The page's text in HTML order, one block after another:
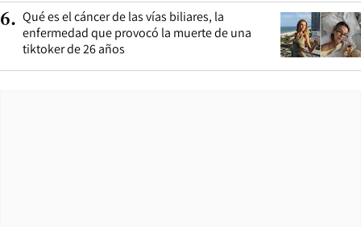
6. Qué es el cáncer de las vías biliares, la
enfermedad que provocó la muerte de una
tiktoker de 26 años